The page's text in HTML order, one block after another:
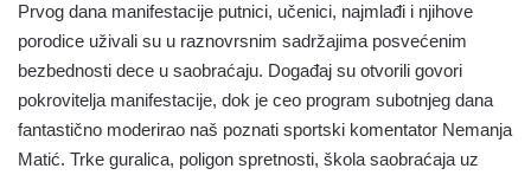
Prvog dana manifestacije putnici, učenici, najmlađi i njihove
porodice uživali su u raznovrsnim sadržajima posvećenim
bezbednosti dece u saobraćaju. Događaj su otvorili govori
pokrovitelja manifestacije, dok je ceo program subotnjeg dana
fantastično moderirao naš poznati sportski komentator Nemanja
Matić. Trke guralica, poligon spretnosti, škola saobraćaja uz